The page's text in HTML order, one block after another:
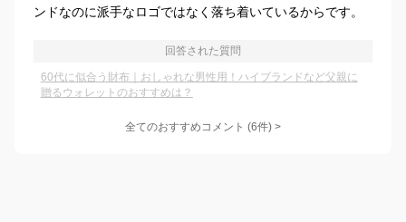
ンドなのに派手なロゴではなく落ち着いているからです。
回答された質問
60代に似合う財布｜おしゃれな男性用！ハイブランドなど父親に
贈るウォレットのおすすめは？
全てのおすすめコメント (6件) >